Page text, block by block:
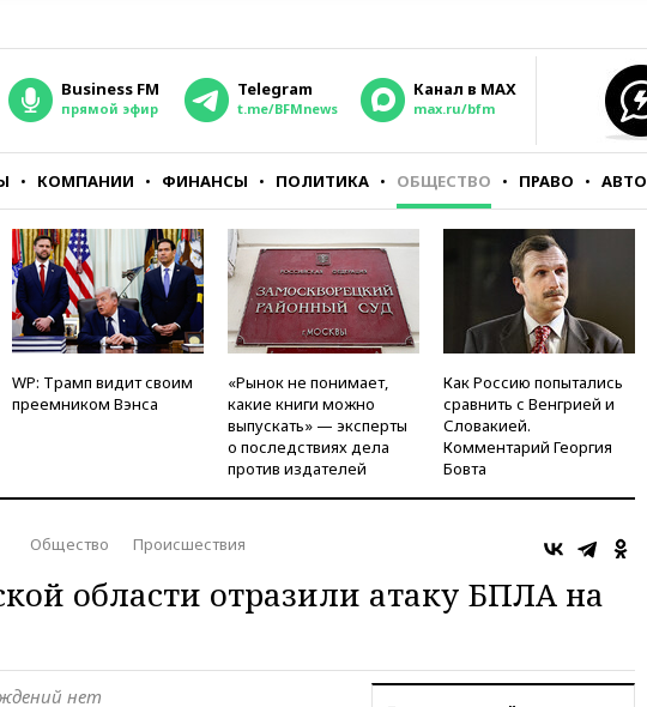
Business FM
прямой эфир
Telegram
t.me/BFMnews
Канал в MAX
max.ru/bfm
КОМПАНИИ ФИНАНСЫ ПОЛИТИКА ОБЩЕСТВО ПРАВО АВТО
WP: Трамп видит своим
преемником Вэнса
«Рынок не понимает,
какие книги можно
выпускать» — эксперты
о последствиях дела
против издателей
Как Россию попытались
сравнить с Венгрией и
Словакией.
Комментарий Георгия
Бовта
Общество Происшествия
области отразили атаку БПЛА на
нет